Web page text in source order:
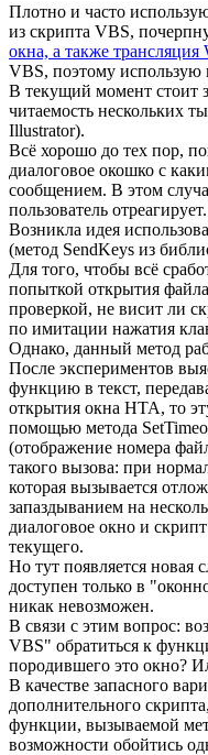
Плотно и часто
из скрипта VBS,
окна, а также
VBS, поэтому использую
В текущий момент стоит
читаемость нескольких
Illustrator).
Всё хорошо до тех пор,
диалоговое окошко с
сообщением. В этом
пользователь отреагирует.
Возникла идея
(метод SendKeys из
Для того, чтобы всё
попыткой открытия
проверкой, не висит ли
по имитации нажатия
Однако, данный метод
После экспериментов
функцию в текст,
открытия окна HTA, то
помощью метода
(отображение номера
такого вызова: при
которая вызывается
запаздыванием на
диалоговое окно и
текущего.
Но тут появляется новая
доступен только в
никак невозможен.
В связи с этим вопрос:
VBS" обратиться к
породившего это окно?
В качестве запасного
дополнительного
функции, вызываемой
возможности обойтись